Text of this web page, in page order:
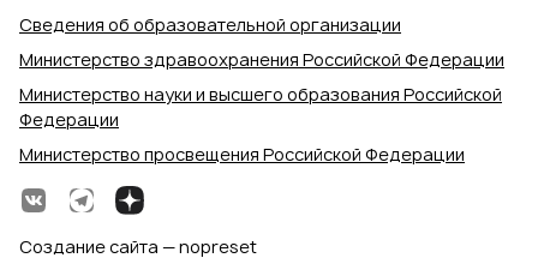
Сведения об образовательной организации
Министерство здравоохранения Российской Федерации
Министерство науки и высшего образования Российской
Федерации
Министерство просвещения Российской Федерации
Создание сайта — nopreset